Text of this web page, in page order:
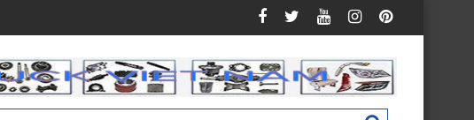
Foton Auman C160 New M4831011002A0Nắp hộp cốp phụ táp lô Foton Ollin 500